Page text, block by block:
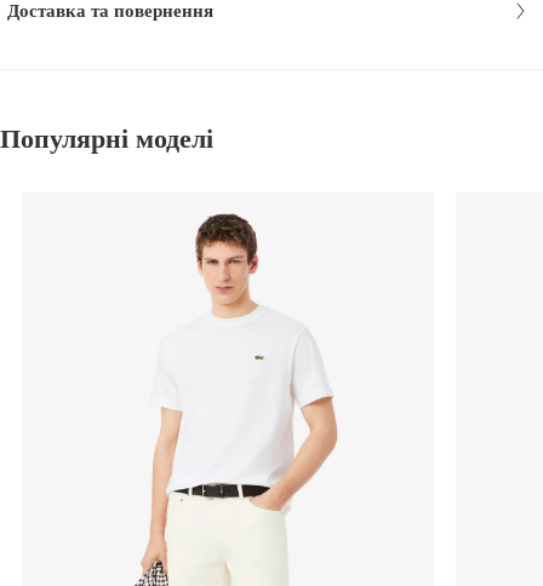
Доставка та повернення
Популярні моделі